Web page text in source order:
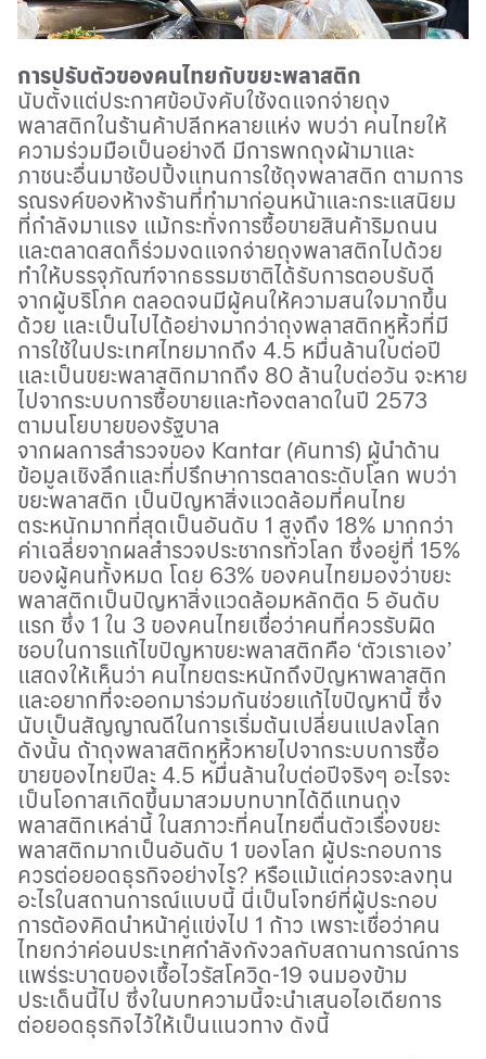
การปรับตัวของคนไทยกับขยะพลาสติก
นับตั้งแต่ประกาศข้อบังคับใช้งดแจกจ่ายถุง
พลาสติกในร้านค้าปลีกหลายแห่ง พบว่า คนไทยให้
ความร่วมมือเป็นอย่างดี มีการพกถุงผ้ามาและ
ภาชนะอื่นมาช้อปปิ้งแทนการใช้ถุงพลาสติก ตามการ
รณรงค์ของห้างร้านที่ทำมาก่อนหน้าและกระแสนิยม
ที่กำลังมาแรง แม้กระทั่งการซื้อขายสินค้าริมถนน
และตลาดสดก็ร่วมงดแจกจ่ายถุงพลาสติกไปด้วย
ทำให้บรรจุภัณฑ์จากธรรมชาติได้รับการตอบรับดี
จากผู้บริโภค ตลอดจนมีผู้คนให้ความสนใจมากขึ้น
ด้วย และเป็นไปได้อย่างมากว่าถุงพลาสติกหูหิ้วที่มี
การใช้ในประเทศไทยมากถึง 4.5 หมื่นล้านใบต่อปี
และเป็นขยะพลาสติกมากถึง 80 ล้านใบต่อวัน จะหาย
ไปจากระบบการซื้อขายและท้องตลาดในปี 2573
ตามนโยบายของรัฐบาล
จากผลการสำรวจของ Kantar (คันทาร์) ผู้นำด้าน
ข้อมูลเชิงลึกและที่ปรึกษาการตลาดระดับโลก พบว่า
ขยะพลาสติก เป็นปัญหาสิ่งแวดล้อมที่คนไทย
ตระหนักมากที่สุดเป็นอันดับ 1 สูงถึง 18% มากกว่า
ค่าเฉลี่ยจากผลสำรวจประชากรทั่วโลก ซึ่งอยู่ที่ 15%
ของผู้คนทั้งหมด โดย 63% ของคนไทยมองว่าขยะ
พลาสติกเป็นปัญหาสิ่งแวดล้อมหลักติด 5 อันดับ
แรก ซึ่ง 1 ใน 3 ของคนไทยเชื่อว่าคนที่ควรรับผิด
ชอบในการแก้ไขปัญหาขยะพลาสติกคือ ‘ตัวเราเอง’
แสดงให้เห็นว่า คนไทยตระหนักถึงปัญหาพลาสติก
และอยากที่จะออกมาร่วมกันช่วยแก้ไขปัญหานี้ ซึ่ง
นับเป็นสัญญาณดีในการเริ่มต้นเปลี่ยนแปลงโลก
ดังนั้น ถ้าถุงพลาสติกหูหิ้วหายไปจากระบบการซื้อ
ขายของไทยปีละ 4.5 หมื่นล้านใบต่อปีจริงๆ อะไรจะ
เป็นโอกาสเกิดขึ้นมาสวมบทบาทได้ดีแทนถุง
พลาสติกเหล่านี้ ในสภาวะที่คนไทยตื่นตัวเรื่องขยะ
พลาสติกมากเป็นอันดับ 1 ของโลก ผู้ประกอบการ
ควรต่อยอดธุรกิจอย่างไร? หรือแม้แต่ควรจะลงทุน
อะไรในสถานการณ์แบบนี้ นี่เป็นโจทย์ที่ผู้ประกอบ
การต้องคิดนำหน้าคู่แข่งไป 1 ก้าว เพราะเชื่อว่าคน
ไทยกว่าค่อนประเทศกำลังกังวลกับสถานการณ์การ
แพร่ระบาดของเชื้อไวรัสโควิด-19 จนมองข้าม
ประเด็นนี้ไป ซึ่งในบทความนี้จะนำเสนอไอเดียการ
ต่อยอดธุรกิจไว้ให้เป็นแนวทาง ดังนี้